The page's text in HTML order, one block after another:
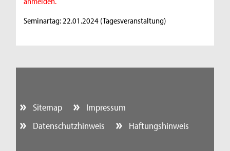
Seminartag: 22.01.2024 (Tagesveranstaltung)
Sitemap
Impressum
Datenschutzhinweis
Haftungshinweis